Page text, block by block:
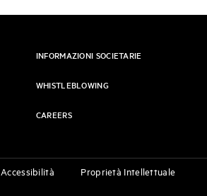
INFORMAZIONI SOCIETARIE
WHISTLEBLOWING
CAREERS
Accessibilità Proprietà Intellettuale